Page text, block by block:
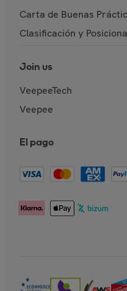
Carta de Buenas
Clasificación y
Join us
VeepeeTech
Veepee
El pago